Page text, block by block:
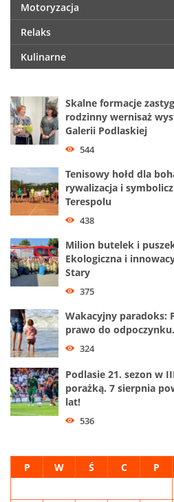
Motoryzacja
Relaks
Kulinarne
Skalne formacje
rodzinny wernisaż
Galerii Podlaskiej
544
Tenisowy hołd dla
rywalizacja i
Terespolu
438
Milion butelek i
Ekologiczna i
Stary
375
Wakacyjny paradoks:
prawo do
324
Podlasie 21. sezon w
porażką. 7 sierpnia
lat!
536
P W Ś C P